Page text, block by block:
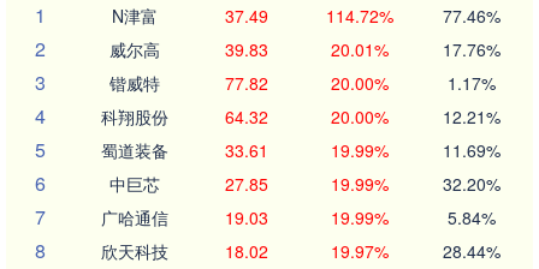
1
N津富 37.49 114.72% 77.46%
2 威尔高 39.83 20.01% 17.76%
3 锴威特 77.82 20.00% 1.17%
4 科翔股份 64.32 20.00% 12.21%
5 蜀道装备 33.61 19.99% 11.69%
6 中巨芯 27.85 19.99% 32.20%
7 广哈通信 19.03 19.99% 5.84%
8 欣天科技 18.02 19.97% 28.44%